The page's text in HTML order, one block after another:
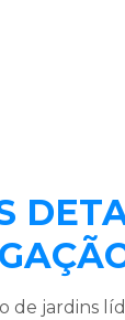
de jardins